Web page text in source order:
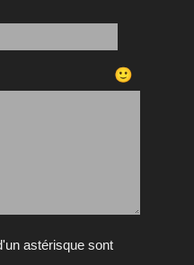
🙂
astérisque sont